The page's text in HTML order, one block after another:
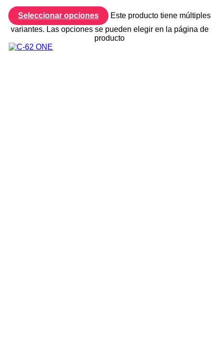
Seleccionar opciones
Este producto tiene múltiples
variantes. Las opciones se pueden elegir en la página de
producto